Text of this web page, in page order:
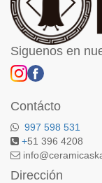
Siguenos en
Contácto
997 598 531
+51 396 4208
Dirección